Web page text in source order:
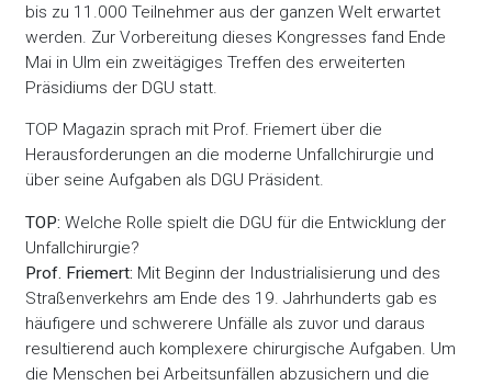
bis zu 11.000 Teilnehmer aus der ganzen Welt erwartet
werden. Zur Vorbereitung dieses Kongresses fand Ende
Mai in Ulm ein zweitägiges Treffen des erweiterten
Präsidiums der DGU statt.
TOP Magazin sprach mit Prof. Friemert über die
Herausforderungen an die moderne Unfallchirurgie und
über seine Aufgaben als DGU Präsident.
TOP: Welche Rolle spielt die DGU für die Entwicklung der
Unfallchirurgie?
Prof. Friemert: Mit Beginn der Industrialisierung und des
Straßenverkehrs am Ende des 19. Jahrhunderts gab es
häufigere und schwerere Unfälle als zuvor und daraus
resultierend auch komplexere chirurgische Aufgaben. Um
die Menschen bei Arbeitsunfällen abzusichern und die